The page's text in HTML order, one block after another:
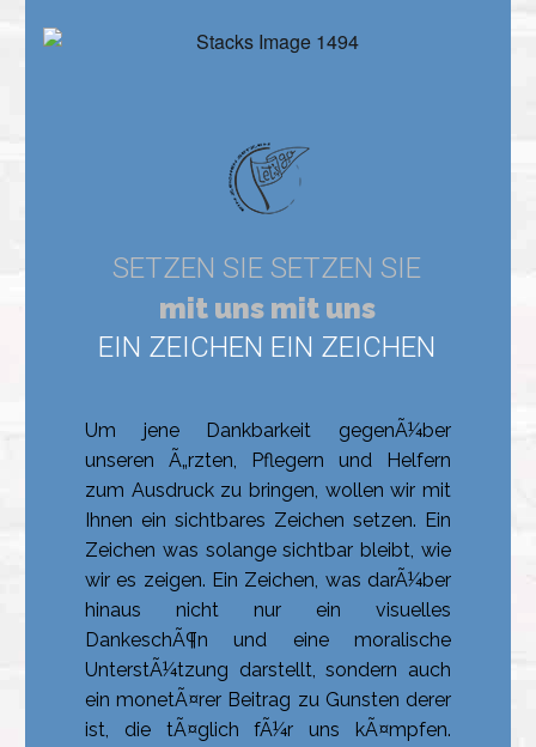
Um jene Dankbarkeit gegenÃ¼ber
unseren Ã„rzten, Pflegern und Helfern
zum Ausdruck zu bringen, wollen wir mit
Ihnen ein sichtbares Zeichen setzen. Ein
Zeichen was solange sichtbar bleibt, wie
wir es zeigen. Ein Zeichen, was darÃ¼ber
hinaus nicht nur ein visuelles
DankeschÃ¶n und eine moralische
UnterstÃ¼tzung darstellt, sondern auch
ein monetÃ¤rer Beitrag zu Gunsten derer
ist, die tÃ¤glich fÃ¼r uns kÃ¤mpfen.